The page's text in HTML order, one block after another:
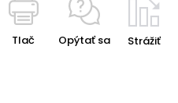
Tlač Opýtať sa Strážiť